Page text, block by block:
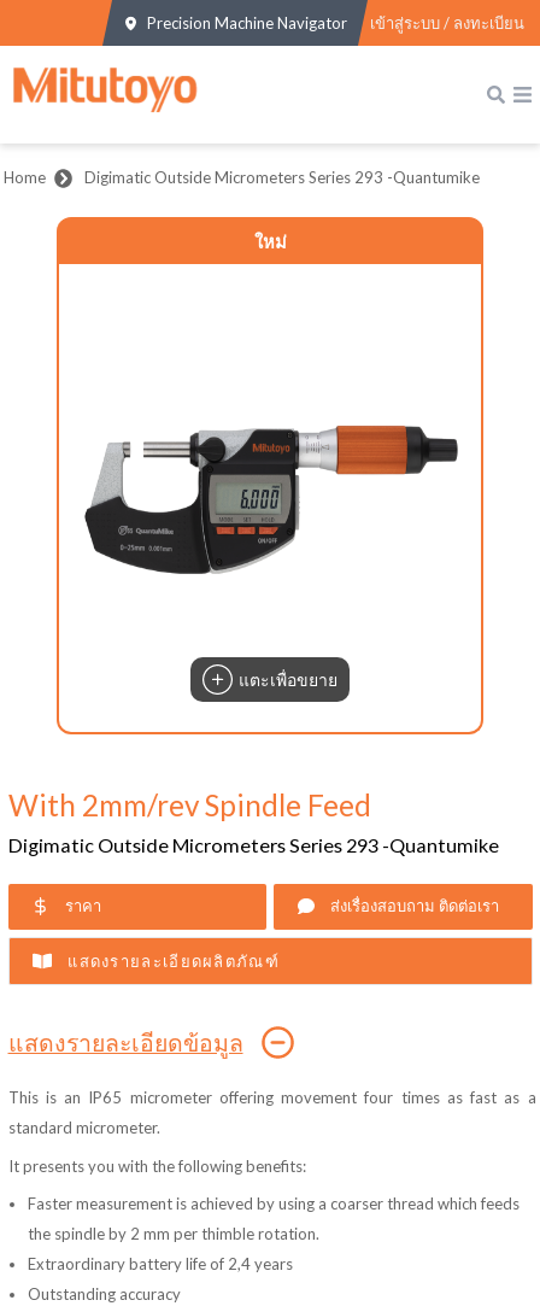
Precision Machine Navigator เข้าสู่ระบบ / ลงทะเบียน
Home Digimatic Outside Micrometers Series 293 -Quantumike
ใหม่
แตะเพื่อขยาย
With 2mm/rev Spindle Feed
Digimatic Outside Micrometers Series 293 -Quantumike
ราคา ส่งเรื่องสอบถาม ติดต่อเรา
แสดงรายละเอียดผลิตภัณฑ์
แสดงรายละเอียดข้อมูล
This is an IP65 micrometer offering movement four times as fast as a
standard micrometer.
It presents you with the following benefits:
Faster measurement is achieved by using a coarser thread which feeds
the spindle by 2 mm per thimble rotation.
Extraordinary battery life of 2,4 years
Outstanding accuracy